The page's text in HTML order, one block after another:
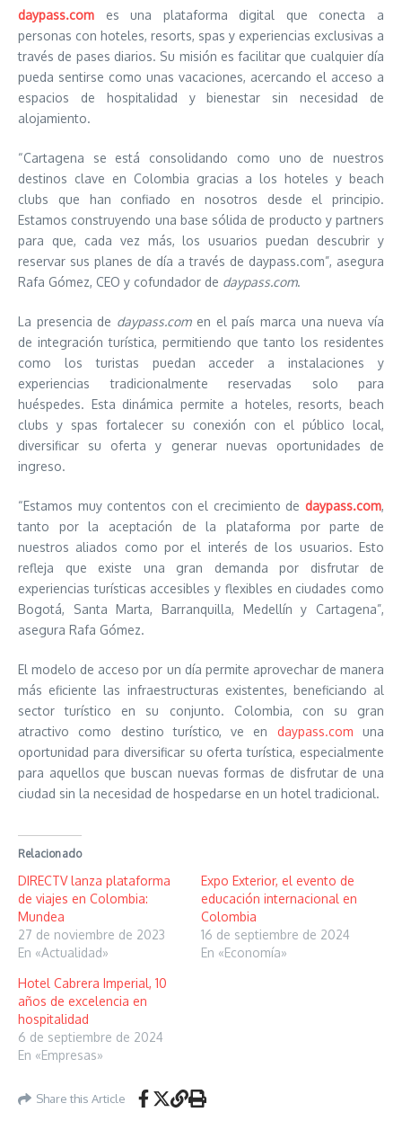
daypass.com es una plataforma digital que conecta a
personas con hoteles, resorts, spas y experiencias exclusivas a
través de pases diarios. Su misión es facilitar que cualquier día
pueda sentirse como unas vacaciones, acercando el acceso a
espacios de hospitalidad y bienestar sin necesidad de
alojamiento.
“Cartagena se está consolidando como uno de nuestros
destinos clave en Colombia gracias a los hoteles y beach
clubs que han confiado en nosotros desde el principio.
Estamos construyendo una base sólida de producto y partners
para que, cada vez más, los usuarios puedan descubrir y
reservar sus planes de día a través de daypass.com”, asegura
Rafa Gómez, CEO y cofundador de daypass.com.
La presencia de daypass.comen el país marca una nueva vía
de integración turística, permitiendo que tanto los residentes
como los turistas puedan acceder a instalaciones y
experiencias tradicionalmente reservadas solo para
huéspedes. Esta dinámica permite a hoteles, resorts, beach
clubs y spas fortalecer su conexión con el público local,
diversificar su oferta y generar nuevas oportunidades de
ingreso.
“Estamos muy contentos con el crecimiento de daypass.com,
tanto por la aceptación de la plataforma por parte de
nuestros aliados como por el interés de los usuarios. Esto
refleja que existe una gran demanda por disfrutar de
experiencias turísticas accesibles y flexibles en ciudades como
Bogotá, Santa Marta, Barranquilla, Medellín y Cartagena”,
asegura Rafa Gómez.
El modelo de acceso por un día permite aprovechar de manera
más eficiente las infraestructuras existentes, beneficiando al
sector turístico en su conjunto. Colombia, con su gran
atractivo como destino turístico, ve en daypass.com una
oportunidad para diversificar su oferta turística, especialmente
para aquellos que buscan nuevas formas de disfrutar de una
ciudad sin la necesidad de hospedarse en un hotel tradicional.
Relacionado
DIRECTV lanza plataforma
de viajes en Colombia:
Mundea
27 de noviembre de 2023
En «Actualidad»
Expo Exterior, el evento de
educación internacional en
Colombia
16 de septiembre de 2024
En «Economía»
Hotel Cabrera Imperial, 10
años de excelencia en
hospitalidad
6 de septiembre de 2024
En «Empresas»
Share this Article